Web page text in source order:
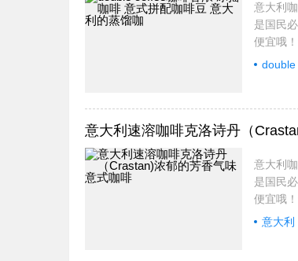
意大利
是国民
便宜哦
double
意大利速溶咖啡克洛诗丹（
意大利
是国民
便宜哦
意大利